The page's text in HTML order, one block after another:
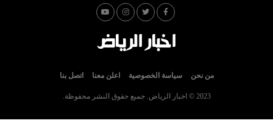
من نحن سياسة الخصوصية اعلن معنا اتصل بنا
2023 © اخبار الرياض. جميع حقوق النشر محفوظة.